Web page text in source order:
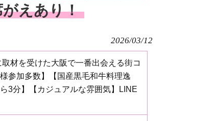
えあり！
2026/03/12
材を受けた大阪で一番出会える街コ
参加多数】【国産黒毛和牛料理逸
3分】【カジュアルな雰囲気】LINE